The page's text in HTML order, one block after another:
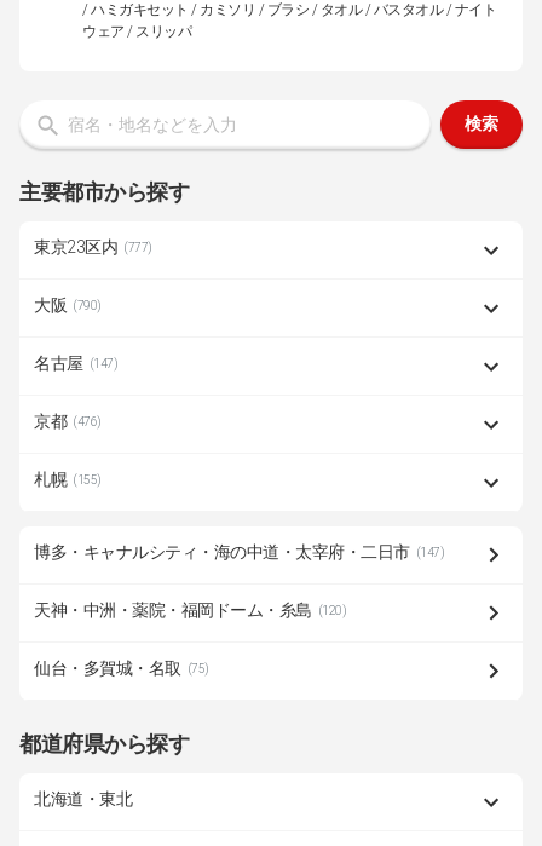
/ ハミガキセット / カミソリ / ブラシ / タオル / バスタオル / ナイト
ウェア / スリッパ
検索
主要都市から探す
東京23区内 (777)
大阪 (790)
名古屋 (147)
京都 (476)
札幌 (155)
博多・キャナルシティ・海の中道・太宰府・二日市 (147)
天神・中洲・薬院・福岡ドーム・糸島 (120)
仙台・多賀城・名取 (75)
都道府県から探す
北海道・東北